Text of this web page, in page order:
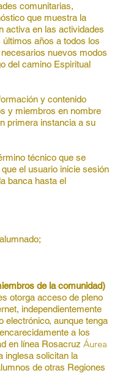
comunitarias,
que muestra la
activa en las actividades
años a todos los
nuevos modos
del camino Espiritual
y contenido
y miembros en nombre
primera instancia a su
técnico que se
el usuario inicie sesión
banca hasta el
de la comunidad)
otorga acceso de pleno
independientemente
electrónico, aunque tenga
a los
en línea Rosacruz Áurea
inglesa solicitan la
de otras Regiones